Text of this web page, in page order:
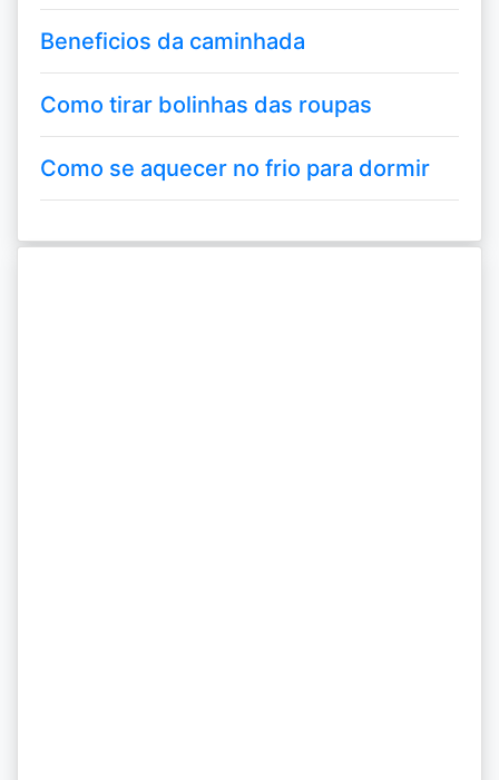
Beneficios da caminhada
Como tirar bolinhas das roupas
Como se aquecer no frio para dormir